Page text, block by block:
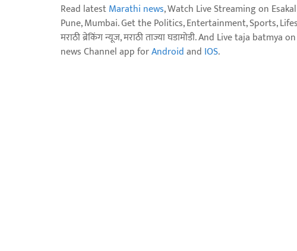
Read latestMarathi news, Watch Live Streaming on
Pune, Mumbai. Get the Politics, Entertainment, Sports,
मराठी ब्रेकिंग न्यूज, मराठी ताज्या घडामोडी. And Live taja
news Channel app forAndroidand IOS.